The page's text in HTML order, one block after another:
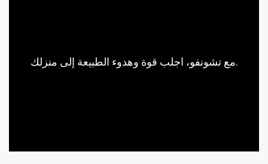
مع تشونفو، اجلب قوة وهدوء الطبيعة إلى منزلك.